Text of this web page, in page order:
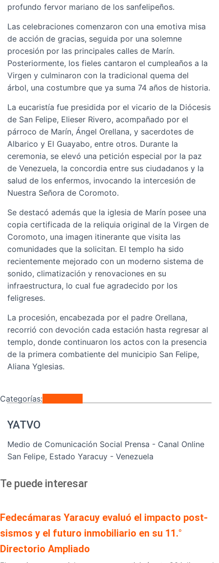
profundo fervor mariano de los sanfelipeños.
Las celebraciones comenzaron con una emotiva misa
de acción de gracias, seguida por una solemne
procesión por las principales calles de Marín.
Posteriormente, los fieles cantaron el cumpleaños a la
Virgen y culminaron con la tradicional quema del
árbol, una costumbre que ya suma 74 años de historia.
La eucaristía fue presidida por el vicario de la Diócesis
de San Felipe, Elieser Rivero, acompañado por el
párroco de Marín, Ángel Orellana, y sacerdotes de
Albarico y El Guayabo, entre otros. Durante la
ceremonia, se elevó una petición especial por la paz
de Venezuela, la concordia entre sus ciudadanos y la
salud de los enfermos, invocando la intercesión de
Nuestra Señora de Coromoto.
Se destacó además que la iglesia de Marín posee una
copia certificada de la reliquia original de la Virgen de
Coromoto, una imagen itinerante que visita las
comunidades que la solicitan. El templo ha sido
recientemente mejorado con un moderno sistema de
sonido, climatización y renovaciones en su
infraestructura, lo cual fue agradecido por los
feligreses.
La procesión, encabezada por el padre Orellana,
recorrió con devoción cada estación hasta regresar al
templo, donde continuaron los actos con la presencia
de la primera combatiente del municipio San Felipe,
Aliana Yglesias.
Categorías:
YATVO
Medio de Comunicación Social Prensa - Canal Online
San Felipe, Estado Yaracuy - Venezuela
Te puede interesar
Fedecámaras Yaracuy evaluó el impacto post-
sismos y el futuro inmobiliario en su 11.°
Directorio Ampliado